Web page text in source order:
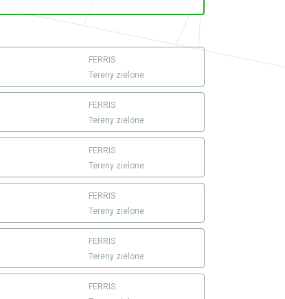
FERRIS
Tereny zielone
FERRIS
Tereny zielone
FERRIS
Tereny zielone
FERRIS
Tereny zielone
FERRIS
Tereny zielone
FERRIS